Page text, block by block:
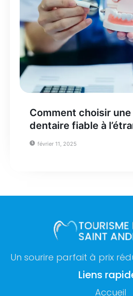
Comment choisir
dentaire fiable à
février 11, 2025
Un sourire parfait à prix
Liens
Accueil